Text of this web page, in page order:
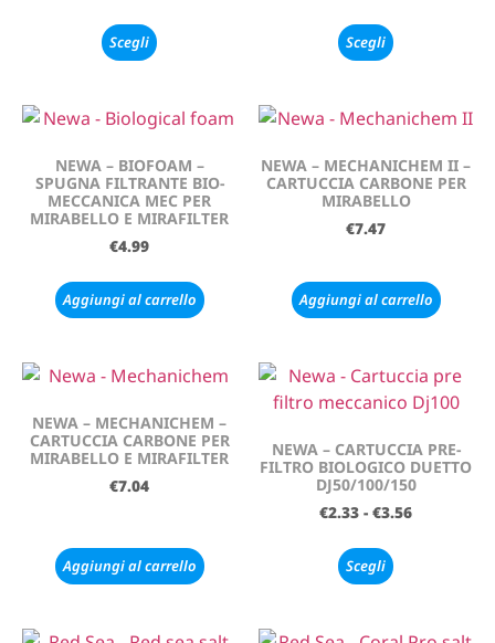
Scegli Scegli
NEWA – BIOFOAM –
SPUGNA FILTRANTE BIO-
MECCANICA MEC PER
MIRABELLO E MIRAFILTER
€4.99
Aggiungi al carrello
NEWA – MECHANICHEM II –
CARTUCCIA CARBONE PER
MIRABELLO
€7.47
Aggiungi al carrello
NEWA – MECHANICHEM –
CARTUCCIA CARBONE PER
MIRABELLO E MIRAFILTER
€7.04
Aggiungi al carrello
NEWA – CARTUCCIA PRE-
FILTRO BIOLOGICO DUETTO
DJ50/100/150
€2.33 - €3.56
Scegli